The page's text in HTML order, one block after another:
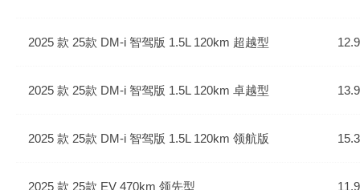
2025 款 25款 DM-i 智驾版 1.5L 120km 超越型
2025 款 25款 DM-i 智驾版 1.5L 120km 卓越型
2025 款 25款 DM-i 智驾版 1.5L 120km 领航版
2025 款 25款 EV 470km 领先型